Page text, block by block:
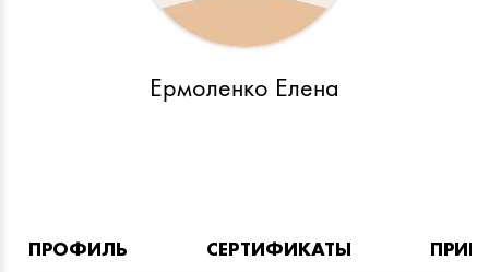
Ермоленко Елена
ПРОФИЛЬ СЕРТИФИКАТЫ